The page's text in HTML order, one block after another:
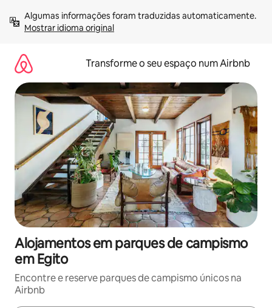
para
Mostrar idioma original
Transforme o seu espaço num Airbnb
Alojamentos em parques de campismo
em Egito
Encontre e reserve parques de campismo únicos na
Airbnb